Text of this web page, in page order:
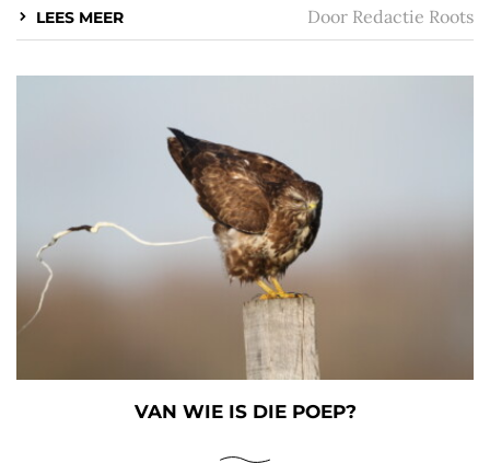
LEES MEER Door Redactie Roots
VAN WIE IS DIE POEP?